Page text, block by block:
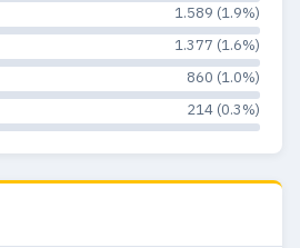
1.589 (1.9%)
1.377 (1.6%)
860 (1.0%)
214 (0.3%)